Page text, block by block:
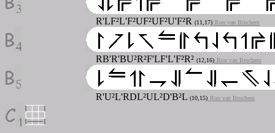
R'LF²L'F²UF²UF²U'F²R (11,17) Ron van Bruchem
RB'R'BU²R²F'LF'L'F²R² (12,16) Ron van Bruchem
R'U²L'RDL²UL²D'B²L (10,15) Ron van Bruchem